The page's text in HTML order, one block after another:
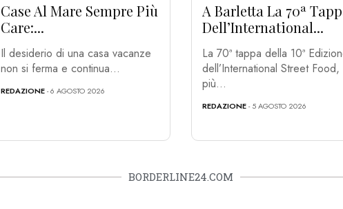
Case Al Mare Sempre Più
Care:...
Il desiderio di una casa vacanze
non si ferma e continua...
REDAZIONE- 6 AGOSTO 2026
A Barletta La 70ª
Dell’International...
La 70ª tappa della 10ª
dell’International Street Food,
più...
REDAZIONE- 5 AGOSTO 2026
BORDERLINE24.COM